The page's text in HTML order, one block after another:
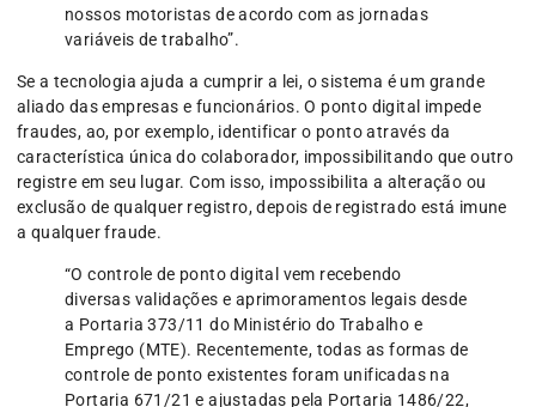
nossos motoristas de acordo com as jornadas
variáveis de trabalho”.
Se a tecnologia ajuda a cumprir a lei, o sistema é um grande
aliado das empresas e funcionários. O ponto digital impede
fraudes, ao, por exemplo, identificar o ponto através da
característica única do colaborador, impossibilitando que outro
registre em seu lugar. Com isso, impossibilita a alteração ou
exclusão de qualquer registro, depois de registrado está imune
a qualquer fraude.
“O controle de ponto digital vem recebendo
diversas validações e aprimoramentos legais desde
a Portaria 373/11 do Ministério do Trabalho e
Emprego (MTE). Recentemente, todas as formas de
controle de ponto existentes foram unificadas na
Portaria 671/21 e ajustadas pela Portaria 1486/22,